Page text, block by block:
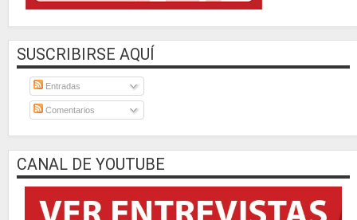
SUSCRIBIRSE AQUÍ
Entradas
Comentarios
CANAL DE YOUTUBE